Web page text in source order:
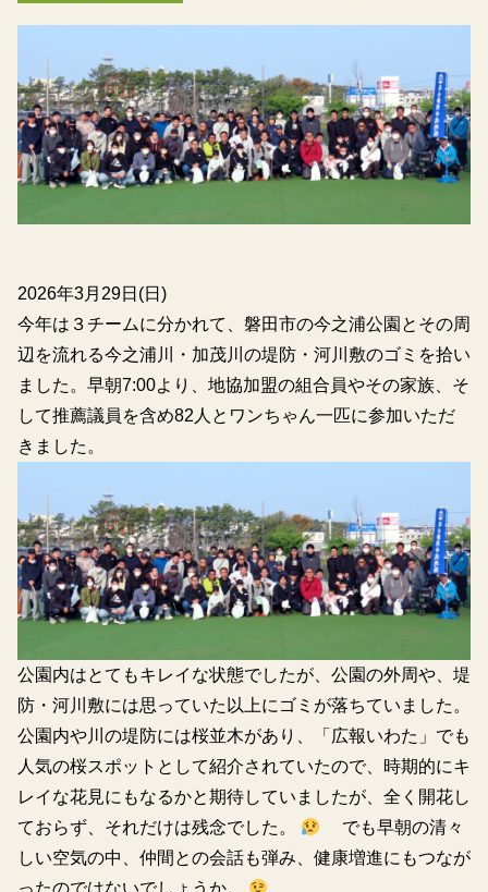
2026年3月29日(日)
今年は３チームに分かれて、磐田市の今之浦公園とその周
辺を流れる今之浦川・加茂川の堤防・河川敷のゴミを拾い
ました。早朝7:00より、地協加盟の組合員やその家族、そ
して推薦議員を含め82人とワンちゃん一匹に参加いただ
きました。
公園内はとてもキレイな状態でしたが、公園の外周や、堤
防・河川敷には思っていた以上にゴミが落ちていました。
公園内や川の堤防には桜並木があり、「広報いわた」でも
人気の桜スポットとして紹介されていたので、時期的にキ
レイな花見にもなるかと期待していましたが、全く開花し
ておらず、それだけは残念でした。
でも早朝の清々
しい空気の中、仲間との会話も弾み、健康増進にもつなが